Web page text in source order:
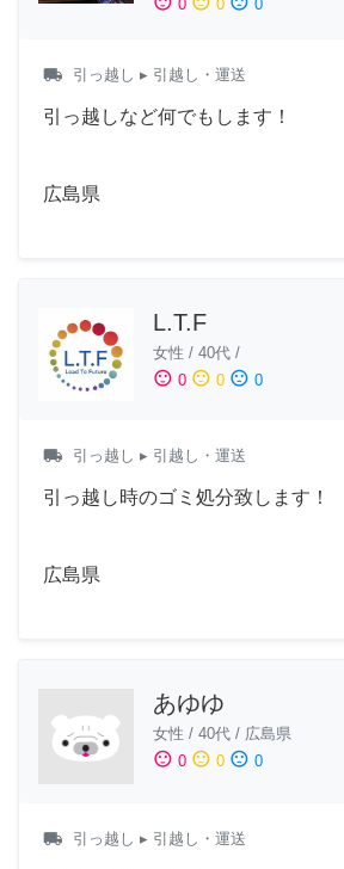
0 0 0
local_shipping 引っ越し ▸ 引越し・運送
引っ越しなど何でもします！
広島県
L.T.F
女性 / 40代 /
sentiment_satisfied 0 sentiment_neutral 0 sentiment_dissatisfied 0
local_shipping 引っ越し ▸ 引越し・運送
引っ越し時のゴミ処分致します！
広島県
あゆゆ
女性 / 40代 / 広島県
sentiment_satisfied 0 sentiment_neutral 0 sentiment_dissatisfied 0
local_shipping 引っ越し ▸ 引越し・運送